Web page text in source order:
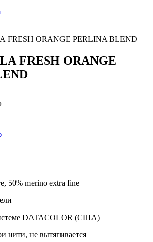
FRESH ORANGE PERLINA BLEND
FRESH ORANGE
50% merino extra fine
DATACOLOR (США)
нити, не вытягивается